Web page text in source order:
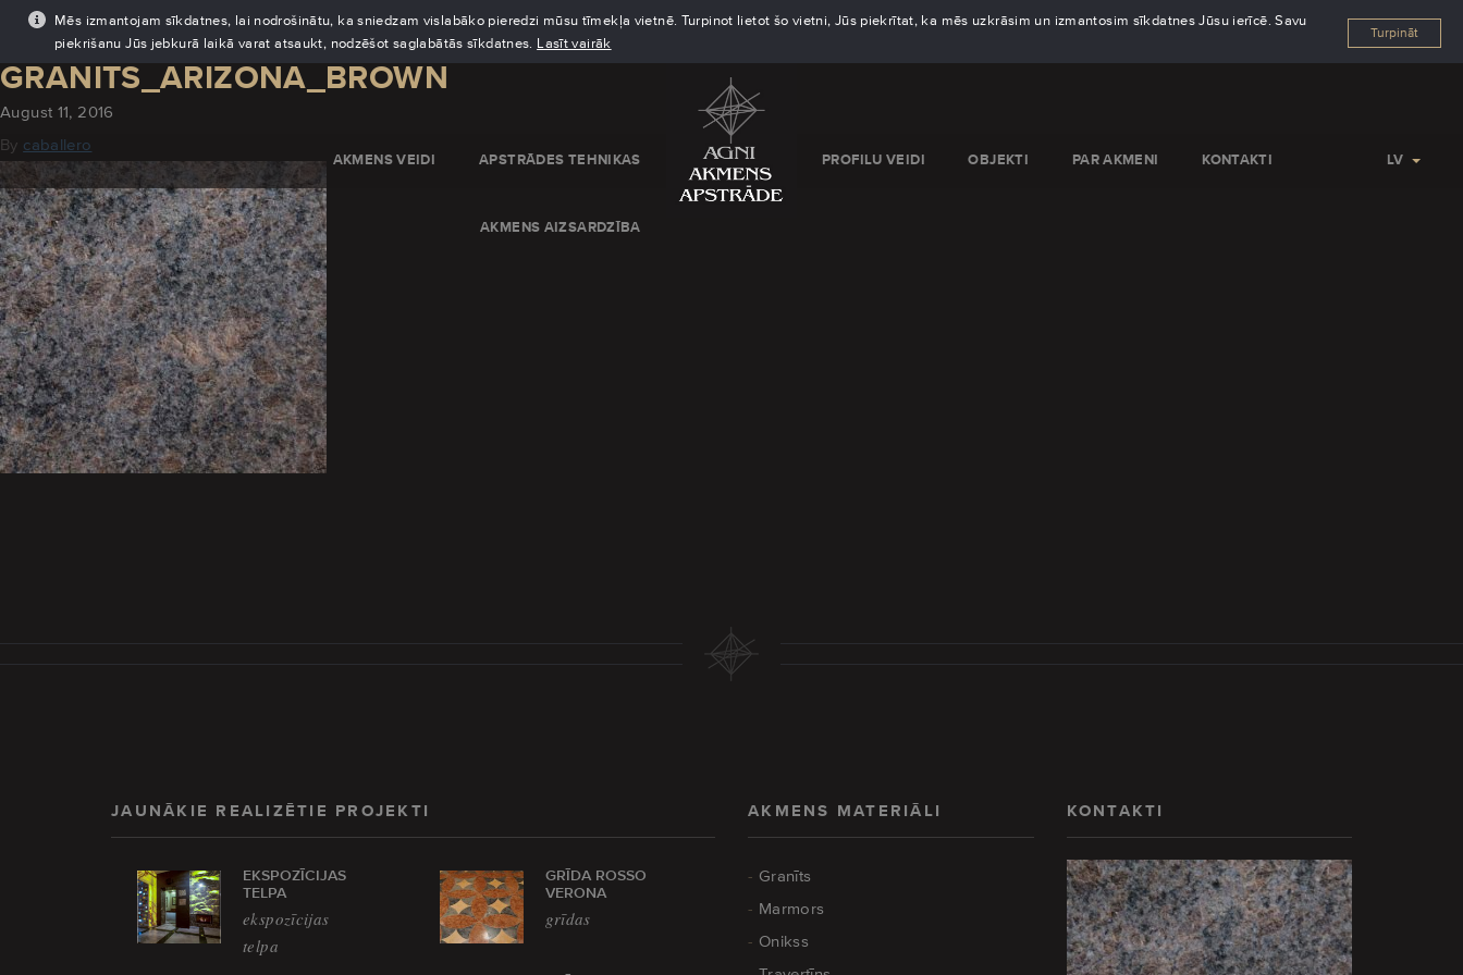
Mēs izmantojam sīkdatnes, lai nodrošinātu, ka sniedzam vislabāko pieredzi mūsu tīmekļa vietnē. Turpinot lietot šo vietni, Jūs piekrītat, ka mēs uzkrāsim un izmantosim sīkdatnes Jūsu ierīcē. Savu
piekrišanu Jūs jebkurā laikā varat atsaukt, nodzēšot saglabātās sīkdatnes. Lasīt vairāk
Turpināt
AKMENS VEIDI APSTRĀDES TEHNIKAS
AKMENS AIZSARDZĪBA
PROFILU VEIDI OBJEKTI PAR AKMENI KONTAKTI LV
GRANITS_ARIZONA_BROWN
August 11, 2016
By caballero
JAUNĀKIE REALIZĒTIE PROJEKTI
EKSPOZĪCIJAS
TELPA
ekspozīcijas
telpa
GRĪDA ROSSO
VERONA
grīdas
AKMENS MATERIĀLI
Granīts
Marmors
Onikss
KONTAKTI